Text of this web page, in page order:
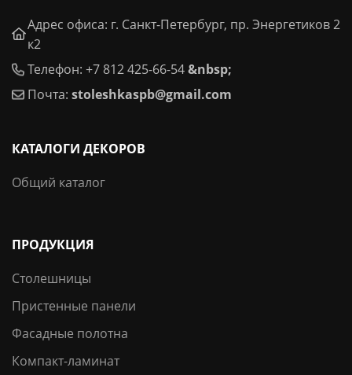
Адрес офиса: г. Санкт-Петербург, пр. Энергетиков 2
к2
Телефон: +7 812 425-66-54&nbsp;
Почта: stoleshkaspb@gmail.com
КАТАЛОГИ ДЕКОРОВ
Общий каталог
ПРОДУКЦИЯ
Столешницы
Пристенные панели
Фасадные полотна
Компакт-ламинат